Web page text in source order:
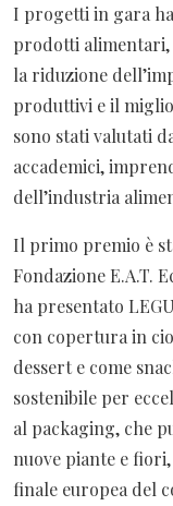
I progetti in gara
prodotti alimentari,
la riduzione
produttivi e il
sono stati valutati
accademici,
dell’industria
Il primo premio è
Fondazione E.A.T.
ha presentato
con copertura in
dessert e come
sostenibile per
al packaging, che
nuove piante e
finale europea del